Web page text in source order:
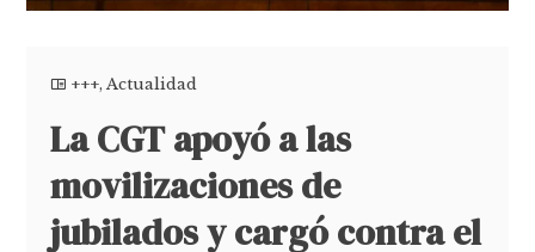
+++,Actualidad
La CGT apoyó a las
movilizaciones de
jubilados y cargó contra el